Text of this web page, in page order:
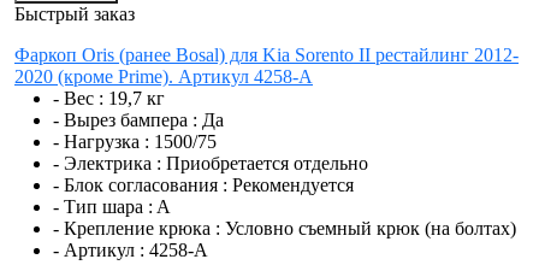
Быстрый заказ
Фаркоп Oris (ранее Bosal) для Kia Sorento II рестайлинг 2012-
2020 (кроме Prime). Артикул 4258-A
- Вес : 19,7 кг
- Вырез бампера : Да
- Нагрузка : 1500/75
- Электрика : Приобретается отдельно
- Блок согласования : Рекомендуется
- Тип шара : A
- Крепление крюка : Условно съемный крюк (на болтах)
- Артикул : 4258-A